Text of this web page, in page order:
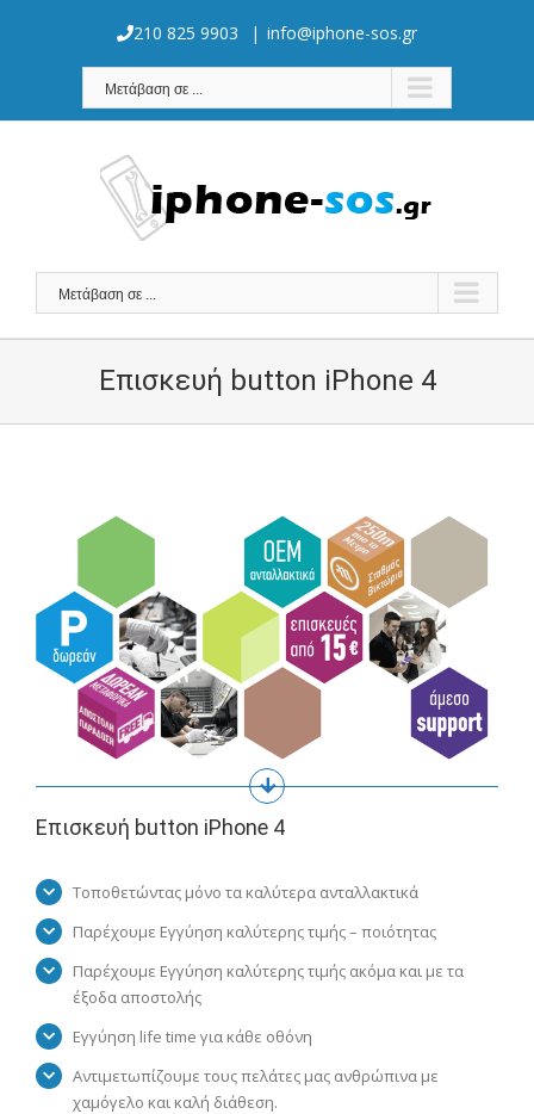
210 825 9903 | info@iphone-sos.gr
Μετάβαση σε ...
Μετάβαση σε ...
Επισκευή button iPhone 4
Επισκευή button iPhone 4
Τοποθετώντας μόνο τα καλύτερα ανταλλακτικά
Παρέχουμε Εγγύηση καλύτερης τιμής – ποιότητας
Παρέχουμε Εγγύηση καλύτερης τιμής ακόμα και με τα
έξοδα αποστολής
Εγγύηση life time για κάθε οθόνη
Αντιμετωπίζουμε τους πελάτες μας ανθρώπινα με
χαμόγελο και καλή διάθεση.